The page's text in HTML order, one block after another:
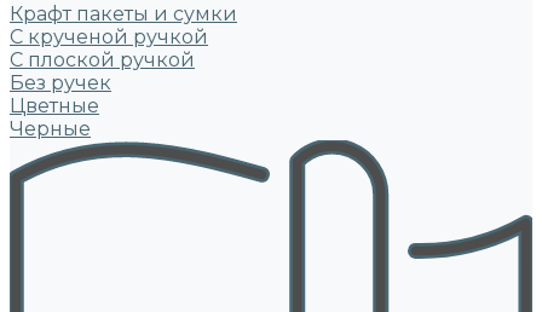
Крафт пакеты и сумки
С крученой ручкой
С плоской ручкой
Без ручек
Цветные
Черные